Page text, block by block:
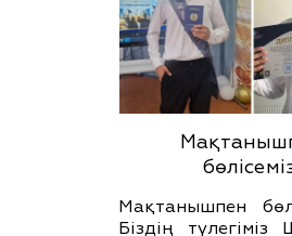
Мақтанышпен
Біздің түлегіміз